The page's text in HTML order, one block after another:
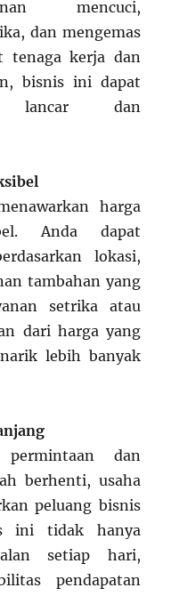
mencuci,
dan mengemas
tenaga kerja dan
bisnis ini dapat
lancar dan
harga
Anda dapat
lokasi,
tambahan yang
setrika atau
dari harga yang
lebih banyak
dan
berhenti, usaha
peluang bisnis
ini tidak hanya
setiap hari,
pendapatan